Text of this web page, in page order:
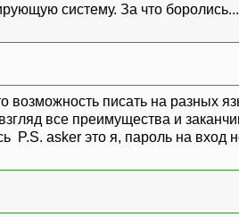
систему. За что боролись...
писать на разных
все преимущества и
P.S. asker это я, пароль на вход